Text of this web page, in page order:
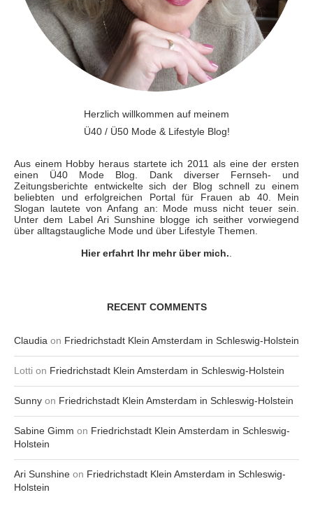
Herzlich willkommen auf meinem
Ü40 / Ü50 Mode & Lifestyle Blog!
Aus einem Hobby heraus startete ich 2011 als eine der ersten
einen Ü40 Mode Blog. Dank diverser Fernseh- und
Zeitungsberichte entwickelte sich der Blog schnell zu einem
beliebten und erfolgreichen Portal für Frauen ab 40. Mein
Slogan lautete von Anfang an: Mode muss nicht teuer sein.
Unter dem Label Ari Sunshine blogge ich seither vorwiegend
über alltagstaugliche Mode und über Lifestyle Themen.
Hier erfahrt Ihr mehr über mich.
RECENT COMMENTS
Claudia on Friedrichstadt Klein Amsterdam in Schleswig-Holstein
Lotti on Friedrichstadt Klein Amsterdam in Schleswig-Holstein
Sunny on Friedrichstadt Klein Amsterdam in Schleswig-Holstein
Sabine Gimm on Friedrichstadt Klein Amsterdam in Schleswig-
Holstein
Ari Sunshine on Friedrichstadt Klein Amsterdam in Schleswig-
Holstein